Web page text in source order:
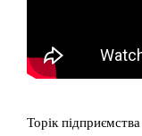
Торік